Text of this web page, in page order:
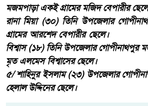
মজমপাড়া একই গ্রামের মজিদ
রানা মিয়া (৩০) তিনি উপজেলার
গ্রামের আরশেদ বেপারীর
বিশ্বাস (১৮) তিনি উপজেলার গোপীনাথপুর
মৃত এলমেস
৫/ শাহিনুর ইসলাম (২৩) উপজেলার
হেলাল উদ্দিনের ছেলে।